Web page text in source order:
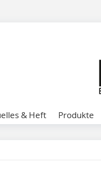
& Heft Produkte